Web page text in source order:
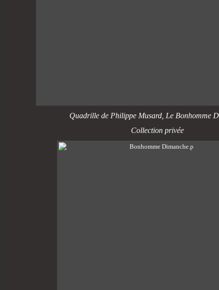
Quadrille de Philippe Musard, Le Bonhomme
Collection privée